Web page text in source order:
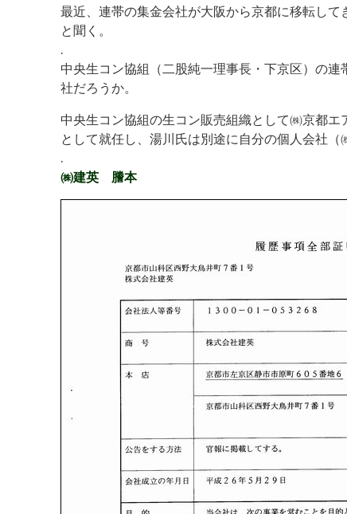
最近、連帯の集金会社が大阪から京都に移転し
と聞く。
.
中央生コン協組（二股純一理事長・下京区）の
社だろうか。
中央生コン協組の生コン販売組織として㈱京都
として就任し、湯川氏は別途に自分の個人会社（
.
㈱建英 謄本